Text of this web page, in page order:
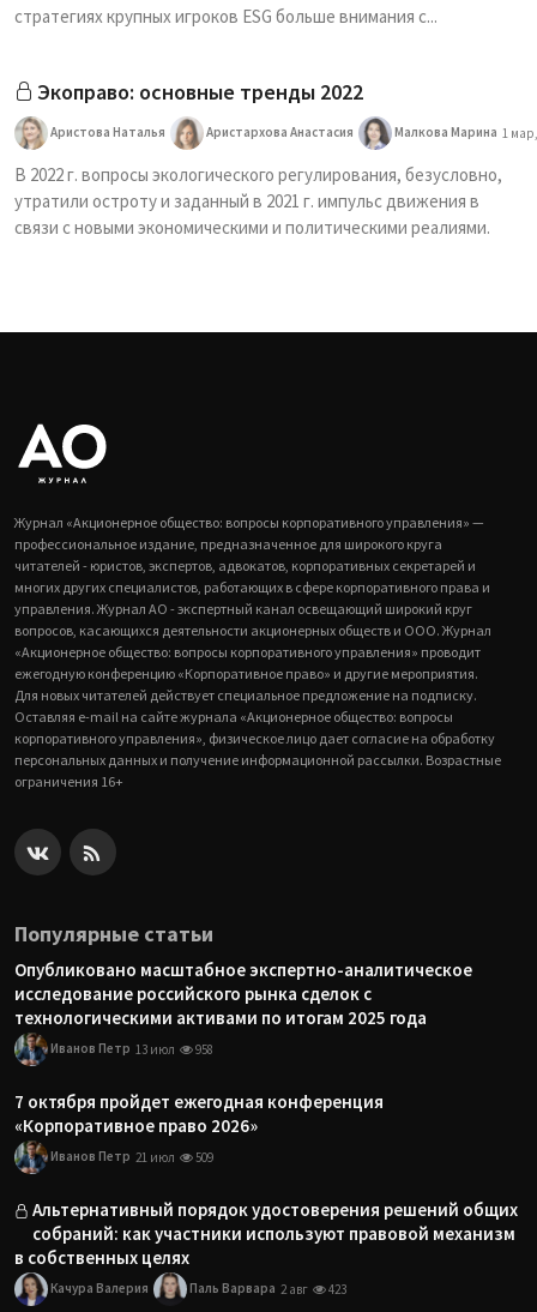
стратегиях крупных игроков ESG больше внимания с...
Экоправо: основные тренды 2022
Аристова Наталья Аристархова Анастасия Малкова Марина 1
В 2022 г. вопросы экологического регулирования, безусловно,
утратили остроту и заданный в 2021 г. импульс движения в
связи с новыми экономическими и политическими реалиями.
Журнал «Акционерное общество: вопросы корпоративного управления» —
профессиональное издание, предназначенное для широкого круга
читателей - юристов, экспертов, адвокатов, корпоративных секретарей и
многих других специалистов, работающих в сфере корпоративного права и
управления. Журнал АО - экспертный канал освещающий широкий круг
вопросов, касающихся деятельности акционерных обществ и ООО. Журнал
«Акционерное общество: вопросы корпоративного управления» проводит
ежегодную конференцию «Корпоративное право» и другие мероприятия.
Для новых читателей действует специальное предложение на подписку.
Оставляя e-mail на сайте журнала «Акционерное общество: вопросы
корпоративного управления», физическое лицо дает согласие на обработку
персональных данных и получение информационной рассылки. Возрастные
ограничения 16+
Популярные статьи
Опубликовано масштабное экспертно-аналитическое
исследование российского рынка сделок с
технологическими активами по итогам 2025 года
Иванов Петр 13 июл 958
7 октября пройдет ежегодная конференция
«Корпоративное право 2026»
Иванов Петр 21 июл 509
Альтернативный порядок удостоверения решений общих
собраний: как участники используют правовой механизм
в собственных целях
Качура Валерия Паль Варвара 2 авг 423